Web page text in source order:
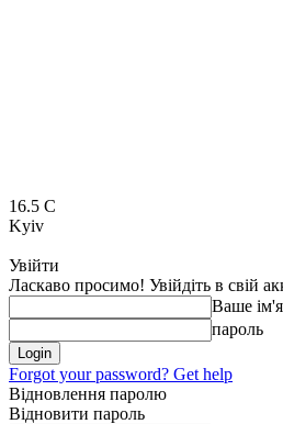
16.5 C
Kyiv
Увійти
Ласкаво просимо! Увійдіть в свій
Ваше
пароль
Forgot your password? Get help
Відновлення паролю
Відновити пароль